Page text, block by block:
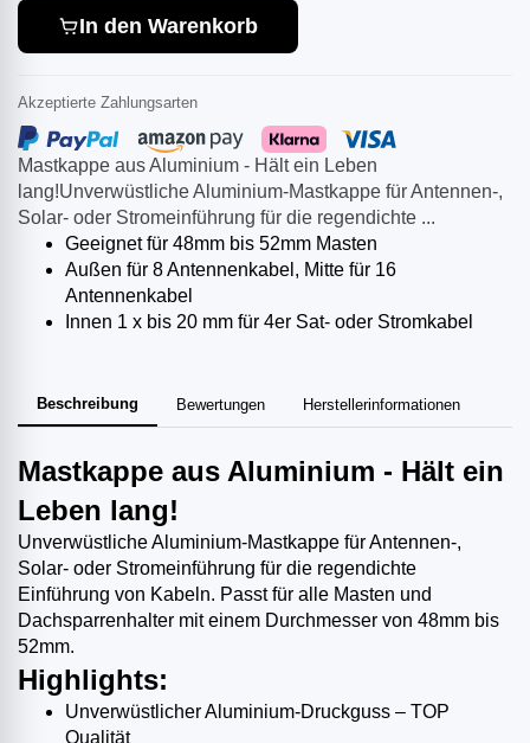
Mastkappe aus Aluminium - Hält ein Leben
lang!Unverwüstliche Aluminium-Mastkappe für Antennen-,
Solar- oder Stromeinführung für die regendichte ...
Geeignet für 48mm bis 52mm Masten
Außen für 8 Antennenkabel, Mitte für 16
Antennenkabel
Innen 1 x bis 20 mm für 4er Sat- oder Stromkabel
Beschreibung Bewertungen Herstellerinformationen
Mastkappe aus Aluminium - Hält ein
Leben lang!
Unverwüstliche Aluminium-Mastkappe für Antennen-,
Solar- oder Stromeinführung für die regendichte
Einführung von Kabeln. Passt für alle Masten und
Dachsparrenhalter mit einem Durchmesser von 48mm bis
52mm.
Highlights:
Unverwüstlicher Aluminium-Druckguss – TOP
Qualität
In den Warenkorb
Akzeptierte Zahlungsarten